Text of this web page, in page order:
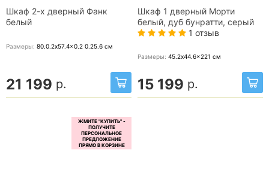
Шкаф 2-х дверный Фанк
белый
Размеры: 80.0.2x57.4x0.2 0.25.6 см
21 199 р.
Шкаф 1 дверный Морти
белый, дуб бунратти, серый
1 отзыв
Размеры: 45.2x44.6x221 см
15 199 р.